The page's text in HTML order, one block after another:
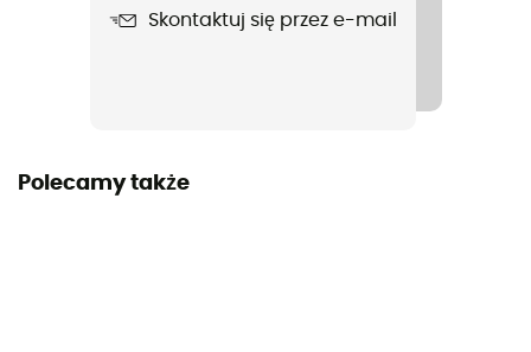
Skontaktuj się przez e-mail
Polecamy także